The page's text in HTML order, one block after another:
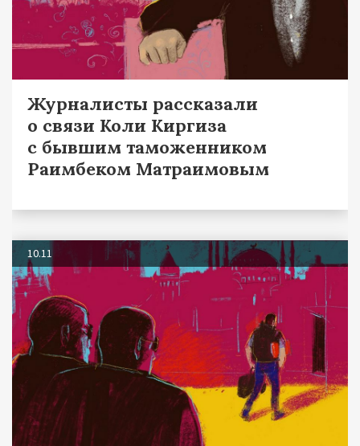
Журналисты рассказали
о связи Коли Киргиза
с бывшим таможенником
Раимбеком Матраимовым
10.11